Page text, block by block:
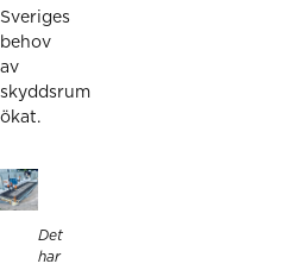
Sveriges
behov
av
skyddsrum
ökat.
Det
har